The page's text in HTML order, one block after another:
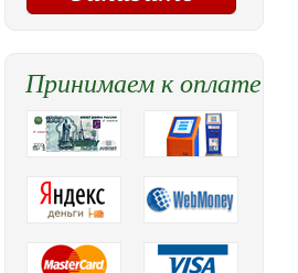
Принимаем к оплате